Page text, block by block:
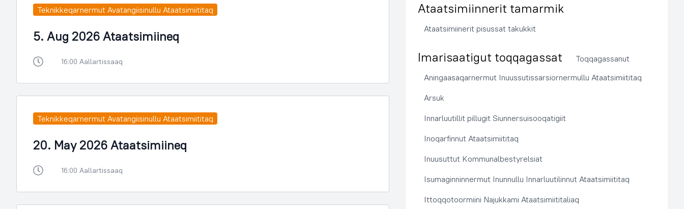
Teknikkeqarnermut Avatangiisinullu Ataatsimiititaq
5. Aug 2026 Ataatsimiineq
16:00 Aallartissaaq
Teknikkeqarnermut Avatangiisinullu Ataatsimiititaq
20. May 2026 Ataatsimiineq
16:00 Aallartissaaq
Ataatsimiinnerit tamarmik
Ataatsimiinerit pisussat takukkit
Imarisaatigut toqqagassat
Toqqagassanut
Aningaasaqarnermut Inuussutissarsiornermullu Ataatsimiititaq
Arsuk
Innarluutillit pillugit Siunnersuisooqatigiit
Inoqarfinnut Ataatsimiititaq
Inuusuttut Kommunalbestyrelsiat
Isumaginninnermut Inunnullu Innarluutilinnut Ataatsimiititaq
Ittoqqotoormiini Najukkami Ataatsimiititaliaq